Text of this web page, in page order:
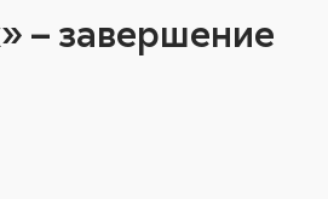
– завершение